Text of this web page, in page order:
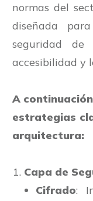
normas del
diseñada
seguridad
accesibilidad y
A
estrategias
arquitectura:
Capa de
Cifrado: